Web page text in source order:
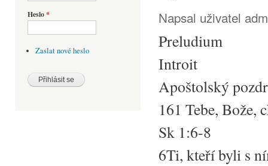
Heslo*
Zaslat nové heslo
Napsal uživatel
Preludium
Introit
Apoštolský
161 Tebe, Bože,
Sk 1:6-8
6Ti, kteří byli s